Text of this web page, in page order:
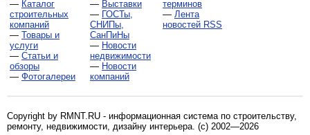
— Каталог
строительных
компаний
— Товары и
услуги
— Статьи и
обзоры
— Фотогалереи
— Выставки
— ГОСТы,
СНИПы,
СанПиНы
— Новости
недвижимости
— Новости
компаний
терминов
— Лента
новостей RSS
Copyright by RMNT.RU - информационная система по строительству,
ремонту, недвижимости, дизайну интерьера . (c) 2002—2026